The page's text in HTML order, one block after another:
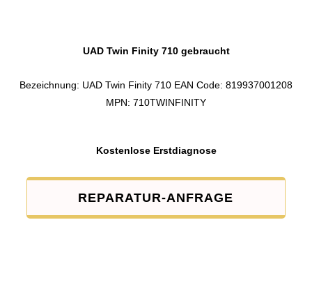
UAD Twin Finity 710 gebraucht
Bezeichnung: UAD Twin Finity 710 EAN Code: 819937001208
MPN: 710TWINFINITY
Kostenlose Erstdiagnose
REPARATUR-ANFRAGE